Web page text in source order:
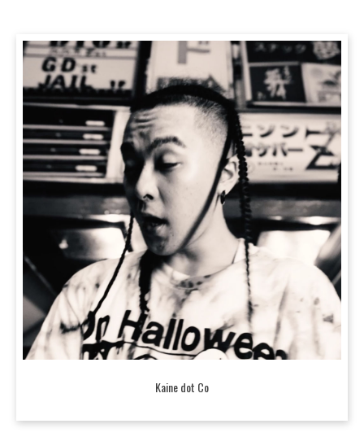
Kaine dot Co